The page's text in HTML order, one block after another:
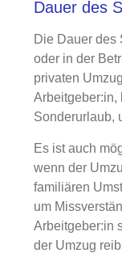
Dauer des
Die Dauer des
oder in der
privaten Umzug
Arbeitgeber:in,
Sonderurlaub,
Es ist auch
wenn der
familiären
um
Arbeitgeber:in
der Umzug